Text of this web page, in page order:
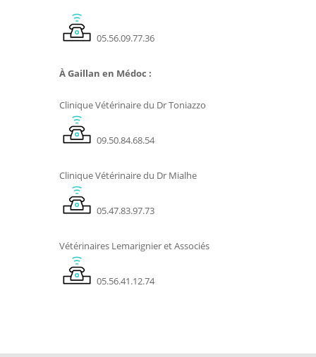
05.56.09.77.36
À Gaillan en Médoc :
Clinique Vétérinaire du Dr Toniazzo
09.50.84.68.54
Clinique Vétérinaire du Dr Mialhe
05.47.83.97.73
Vétérinaires Lemarignier et Associés
05.56.41.12.74